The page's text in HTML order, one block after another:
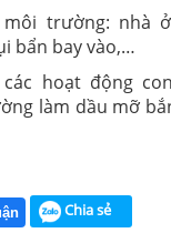
trường: nhà
bẩn bay vào,…
hoạt động
làm dầu mỡ
Chia sẻ